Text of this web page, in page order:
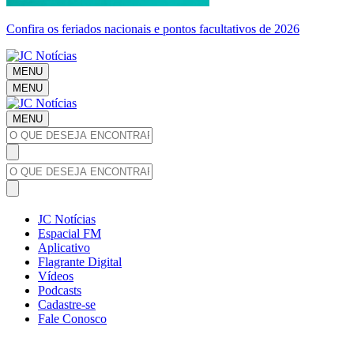
Confira os feriados nacionais e pontos facultativos de 2026
MENU
MENU
MENU
JC Notícias
Espacial FM
Aplicativo
Flagrante Digital
Vídeos
Podcasts
Cadastre-se
Fale Conosco